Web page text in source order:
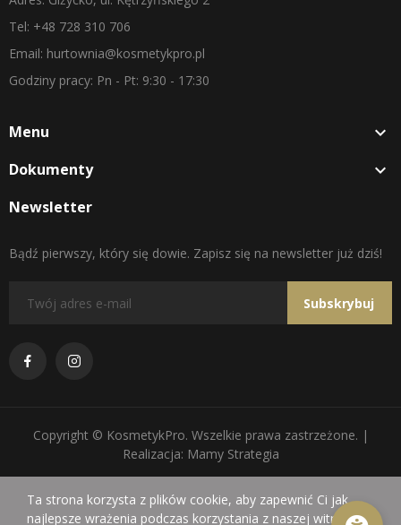
Tel: +48 728 310 706
Email: hurtownia@kosmetykpro.pl
Godziny pracy: Pn - Pt: 9:30 - 17:30
Menu 
Dokumenty 
Newsletter
Bądź pierwszy, który się dowie. Zapisz się na newsletter już dziś!
Subskrybuj
Copyright © KosmetykPro. Wszelkie prawa zastrzeżone. |
Realizacja: Mamy Strategia
Ta strona korzysta z plików cookie, aby zapewnić Ci jak
najlepsze wrażenia podczas korzystania z naszej witryny.